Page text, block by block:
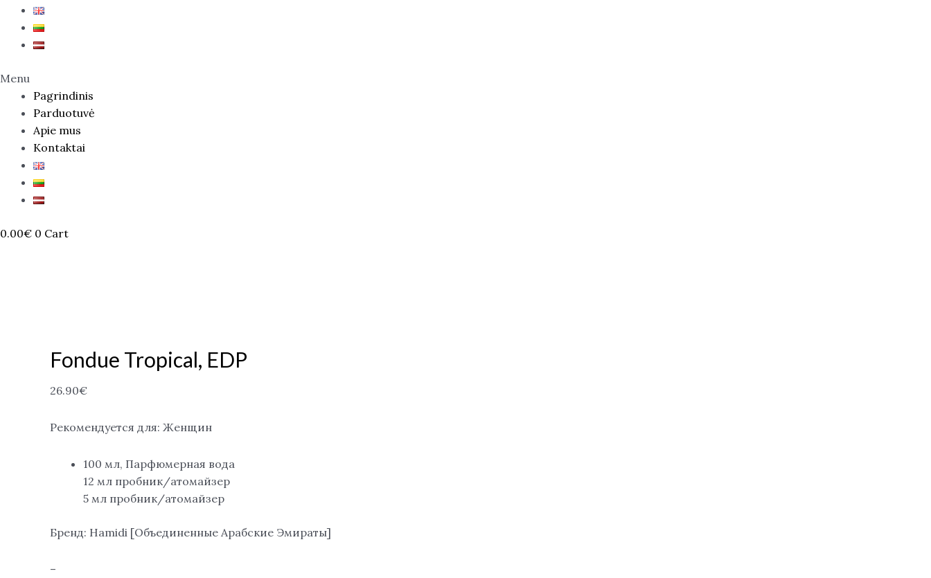
Menu
Pagrindinis
Parduotuvė
Apie mus
Kontaktai
0.00€ 0 Cart
Fondue Tropical, EDP
26.90€
Рекомендуется для: Женщин
100 мл, Парфюмерная вода
12 мл пробник/атомайзер
5 мл пробник/атомайзер
Бренд: Hamidi [Объединенные Арабские Эмираты]
–